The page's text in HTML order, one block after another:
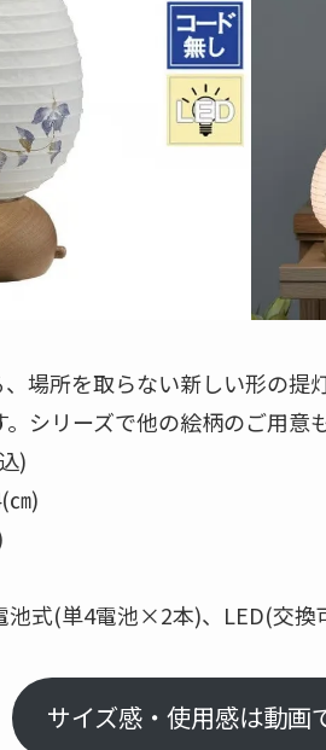
場所を取らない新しい形の提
シリーズで他の絵柄のご用意
)
㎝)
池式(単4電池×2本)、LED(交換
サイズ感・使用感は動画